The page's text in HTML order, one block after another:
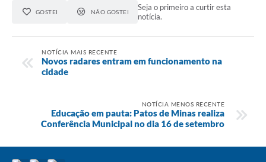
GOSTEI NÃO GOSTEI
Seja o primeiro a curtir esta
notícia.
NOTÍCIA MAIS RECENTE
Novos radares entram em funcionamento na
cidade
NOTÍCIA MENOS RECENTE
Educação em pauta: Patos de Minas realiza
Conferência Municipal no dia 16 de setembro